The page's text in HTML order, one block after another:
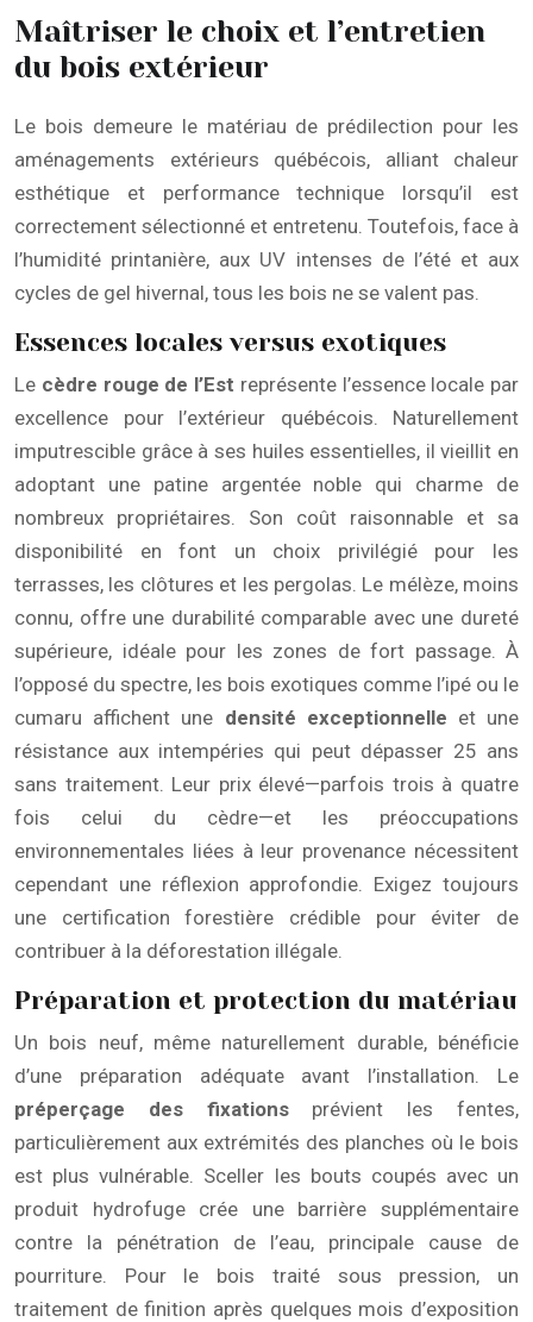
Maîtriser le choix et l’entretien
du bois extérieur
Le bois demeure le matériau de prédilection pour les
aménagements extérieurs québécois, alliant chaleur
esthétique et performance technique lorsqu’il est
correctement sélectionné et entretenu. Toutefois, face à
l’humidité printanière, aux UV intenses de l’été et aux
cycles de gel hivernal, tous les bois ne se valent pas.
Essences locales versus exotiques
Le cèdre rouge de l’Est représente l’essence locale par
excellence pour l’extérieur québécois. Naturellement
imputrescible grâce à ses huiles essentielles, il vieillit en
adoptant une patine argentée noble qui charme de
nombreux propriétaires. Son coût raisonnable et sa
disponibilité en font un choix privilégié pour les
terrasses, les clôtures et les pergolas. Le mélèze, moins
connu, offre une durabilité comparable avec une dureté
supérieure, idéale pour les zones de fort passage. À
l’opposé du spectre, les bois exotiques comme l’ipé ou le
cumaru affichent une densité exceptionnelle et une
résistance aux intempéries qui peut dépasser 25 ans
sans traitement. Leur prix élevé—parfois trois à quatre
fois celui du cèdre—et les préoccupations
environnementales liées à leur provenance nécessitent
cependant une réflexion approfondie. Exigez toujours
une certification forestière crédible pour éviter de
contribuer à la déforestation illégale.
Préparation et protection du matériau
Un bois neuf, même naturellement durable, bénéficie
d’une préparation adéquate avant l’installation. Le
préperçage des fixationsprévient les fentes,
particulièrement aux extrémités des planches où le bois
est plus vulnérable. Sceller les bouts coupés avec un
produit hydrofuge crée une barrière supplémentaire
contre la pénétration de l’eau, principale cause de
pourriture. Pour le bois traité sous pression, un
traitement de finition après quelques mois d’exposition